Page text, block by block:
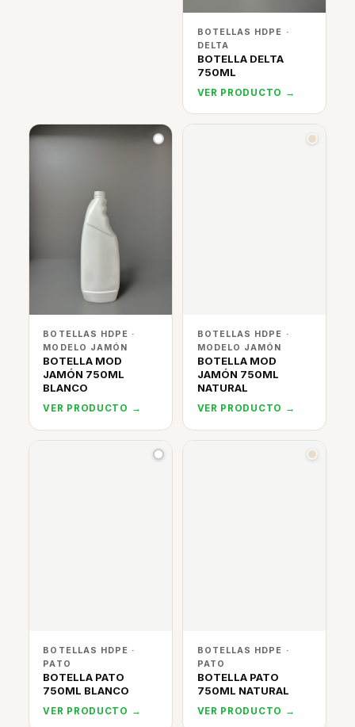
BOTELLAS HDPE ·
DELTA
BOTELLA DELTA
750ML
VER PRODUCTO →
BOTELLAS HDPE ·
MODELO JAMÓN
BOTELLA MOD
JAMÓN 750ML
BLANCO
VER PRODUCTO →
BOTELLAS HDPE ·
MODELO JAMÓN
BOTELLA MOD
JAMÓN 750ML
NATURAL
VER PRODUCTO →
BOTELLAS HDPE ·
PATO
BOTELLA PATO
750ML BLANCO
VER PRODUCTO →
BOTELLAS HDPE ·
PATO
BOTELLA PATO
750ML NATURAL
VER PRODUCTO →